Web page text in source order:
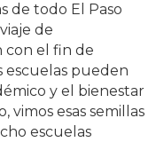
de todo El Paso
de
con el fin de
pueden
y el bienestar
vimos esas semillas
escuelas